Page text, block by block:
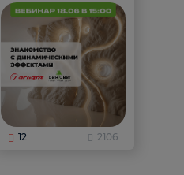
12 2106